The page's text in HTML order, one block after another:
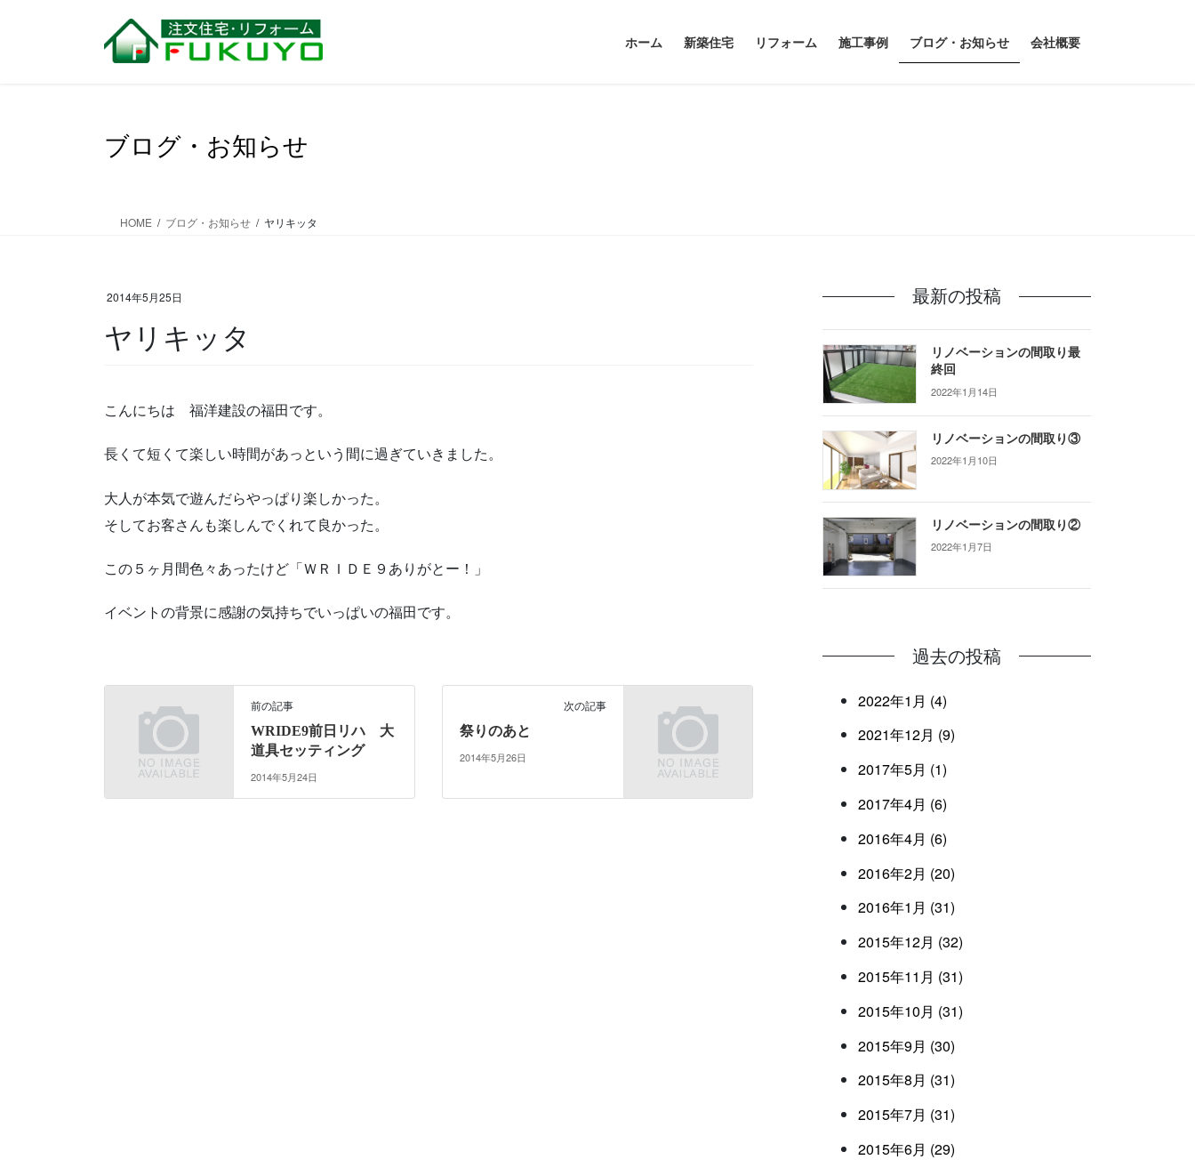
ホーム 新築住宅 リフォーム 施工事例 ブログ・お知らせ 会社概要
ブログ・お知らせ
HOME ブログ・お知らせ ヤリキッタ
2014年5月25日
ヤリキッタ
こんにちは 福洋建設の福田です。
長くて短くて楽しい時間があっという間に過ぎていきました。
大人が本気で遊んだらやっぱり楽しかった。
そしてお客さんも楽しんでくれて良かった。
この５ヶ月間色々あったけど「ＷＲＩＤＥ９ありがとー！」
イベントの背景に感謝の気持ちでいっぱいの福田です。
前の記事
WRIDE9前日リハ 大
道具セッティング
2014年5月24日
次の記事
祭りのあと
2014年5月26日
最新の投稿
リノベーションの間取り最
終回
2022年1月14日
リノベーションの間取り③
2022年1月10日
リノベーションの間取り②
2022年1月7日
過去の投稿
2022年1月 (4)
2021年12月 (9)
2017年5月 (1)
2017年4月 (6)
2016年4月 (6)
2016年2月 (20)
2016年1月 (31)
2015年12月 (32)
2015年11月 (31)
2015年10月 (31)
2015年9月 (30)
2015年8月 (31)
2015年7月 (31)
2015年6月 (29)